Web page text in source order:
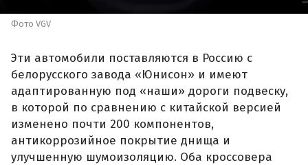
Фото VGV
Эти автомобили поставляются в Россию с
белорусского завода «Юнисон» и имеют
адаптированную под «наши» дороги подвеску,
в которой по сравнению с китайской версией
изменено почти 200 компонентов,
антикоррозийное покрытие днища и
улучшенную шумоизоляцию. Оба кроссовера